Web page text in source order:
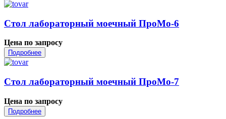
Стол лабораторный моечный ПроМо-6
Цена по запросу
Подробнее
Стол лабораторный моечный ПроМо-7
Цена по запросу
Подробнее